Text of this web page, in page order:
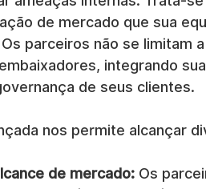
de mercado que sua
parceiros não se limitam
integrando
de seus clientes.
nos permite alcançar
de mercado: Os